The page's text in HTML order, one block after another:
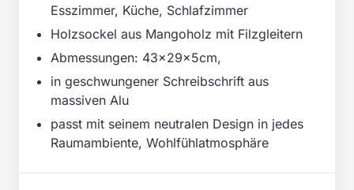
Esszimmer, Küche, Schlafzimmer
Holzsockel aus Mangoholz mit Filzgleitern
Abmessungen: 43x29x5cm,
in geschwungener Schreibschrift aus
massiven Alu
passt mit seinem neutralen Design in jedes
Raumambiente, Wohlfühlatmosphäre